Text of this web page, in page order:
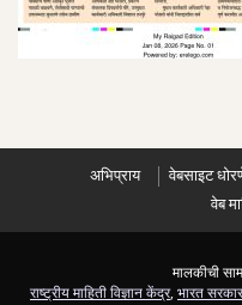
अभिप्राय वेबसाइट
वेब
मालकीची
राष्ट्रीय माहिती विज्ञान केंद्र, भारत